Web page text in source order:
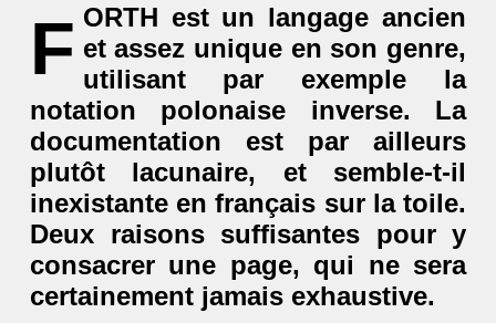
F ORTH est un langage ancien
et assez unique en son genre,
utilisant par exemple la
notation polonaise inverse. La
documentation est par ailleurs
plutôt lacunaire, et semble-t-il
inexistante en français sur la toile.
Deux raisons suffisantes pour y
consacrer une page, qui ne sera
certainement jamais exhaustive.